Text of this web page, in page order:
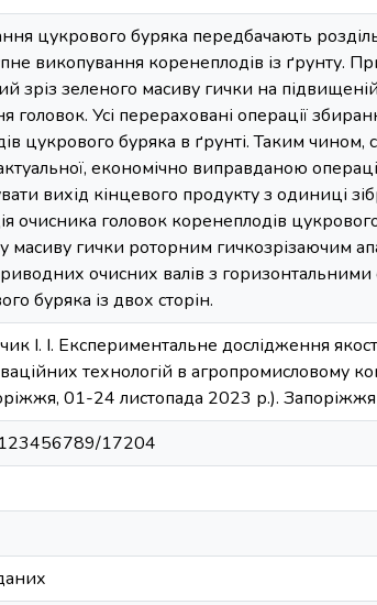
цукрового буряка передбачають
викопування коренеплодів із ґрунту.
зріз зеленого масиву гички на
головок. Усі перераховані операції
цукрового буряка в ґрунті. Таким
економічно виправданою
вихід кінцевого продукту з одиниці
очисника головок коренеплодів
масиву гички роторним гичкозрізаючим
очисних валів з
буряка із двох сторін.
І. І. Експериментальне дослідження
технологій в агропромисловому
01-24 листопада 2023 р.).
123456789/17204